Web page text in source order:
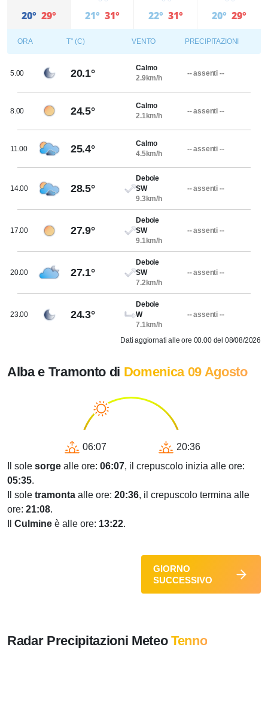
20° 29° 21° 31° 22° 31° 20° 29°
ORA T° (C) VENTO PRECIPITAZIONI
5.00 20.1°
Calmo
2.9km/h
-- assenti --
8.00 24.5°
Calmo
2.1km/h
-- assenti --
11.00 25.4°
Calmo
4.5km/h
-- assenti --
14.00 28.5°
Debole
SW
9.3km/h
-- assenti --
17.00 27.9°
Debole
SW
9.1km/h
-- assenti --
20.00 27.1°
Debole
SW
7.2km/h
-- assenti --
23.00 24.3°
Debole
W
7.1km/h
-- assenti --
Dati aggiornati alle ore 00.00 del 08/08/2026
Alba e Tramonto di Domenica 09 Agosto
06:07
20:36
Il sole sorge alle ore: 06:07, il crepuscolo inizia alle ore:
05:35.
Il sole tramonta alle ore: 20:36, il crepuscolo termina alle
ore: 21:08.
Culmine è alle ore: 13:22.
GIORNO
SUCCESSIVO
Radar Precipitazioni MeteoTenno